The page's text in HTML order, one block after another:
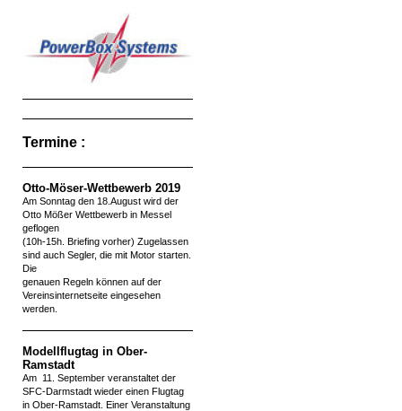
Termine :
Otto-Möser-Wettbewerb 2019
Am Sonntag den 18.August wird der
Otto Mößer Wettbewerb in Messel
geflogen
(10h-15h. Briefing vorher) Zugelassen
sind auch Segler, die mit Motor starten.
Die
genauen Regeln können auf der
Vereinsinternetseite eingesehen
werden.
Modellflugtag in Ober-
Ramstadt
Am 11. September veranstaltet der
SFC-Darmstadt wieder einen Flugtag
in Ober-Ramstadt. Einer Veranstaltung